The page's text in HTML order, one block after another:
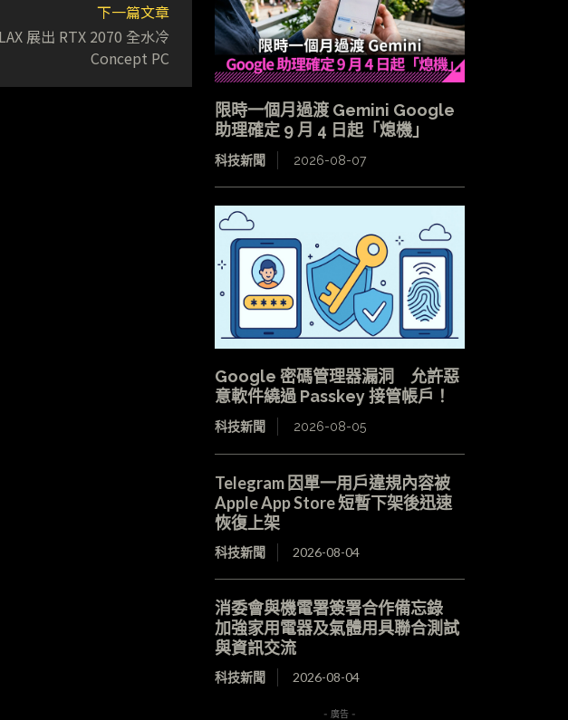
下一篇文章
展出 RTX 2070 全水冷
Concept PC
限時一個月過渡 Gemini Google
助理確定 9 月 4 日起「熄機」
科技新聞 2026-08-07
Google 密碼管理器漏洞 允許惡
意軟件繞過 Passkey 接管帳戶！
科技新聞 2026-08-05
Telegram 因單一用戶違規內容被
Apple App Store 短暫下架後迅速
恢復上架
科技新聞 2026-08-04
消委會與機電署簽署合作備忘錄
加強家用電器及氣體用具聯合測試
與資訊交流
科技新聞 2026-08-04
- 廣告 -